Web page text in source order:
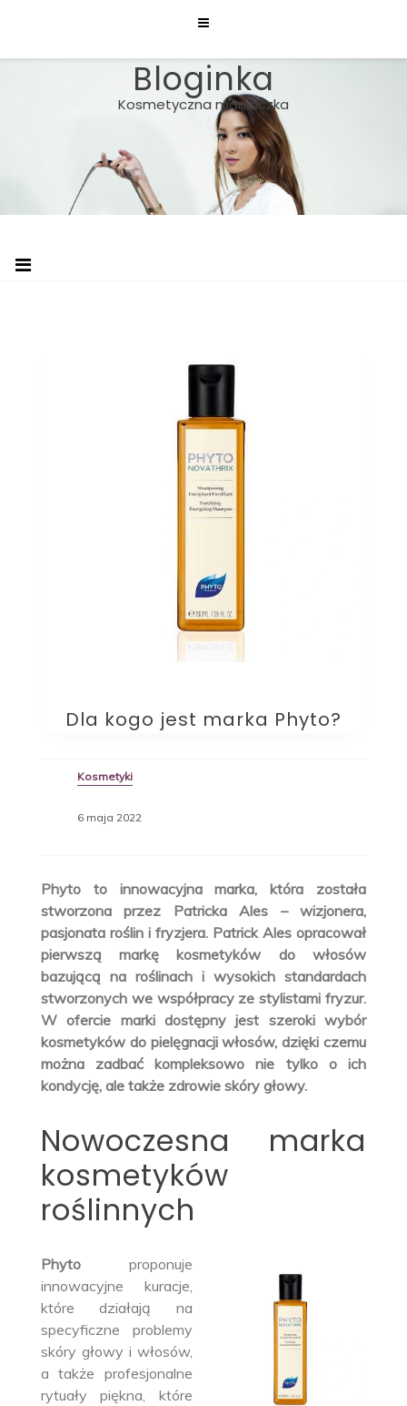
content
Bloginka
Kosmetyczna maniaczka
Dla kogo jest marka Phyto?
Kosmetyki
6 maja 2022
Phyto to innowacyjna marka, która została
stworzona przez Patricka Ales – wizjonera,
pasjonata roślin i fryzjera. Patrick Ales opracował
pierwszą markę kosmetyków do włosów
bazującą na roślinach i wysokich standardach
stworzonych we współpracy ze stylistami fryzur.
W ofercie marki dostępny jest szeroki wybór
kosmetyków do pielęgnacji włosów, dzięki czemu
można zadbać kompleksowo nie tylko o ich
kondycję, ale także zdrowie skóry głowy.
Nowoczesna marka
kosmetyków
roślinnych
Phytoproponuje
innowacyjne kuracje,
które działają na
specyficzne problemy
skóry głowy i włosów,
a także profesjonalne
rytuały piękna, które